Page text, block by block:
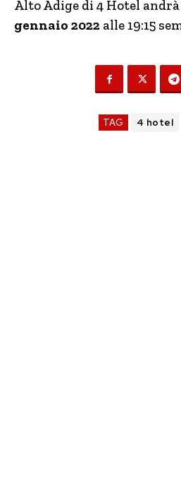
Alto Adige di 4 Hotel
gennaio 2022 alle 19:15
TAG 4 hotel